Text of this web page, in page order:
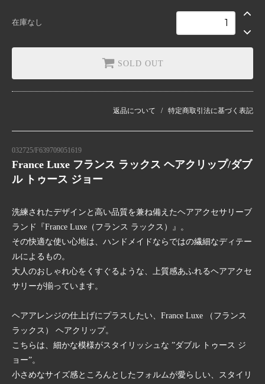
在庫なし
SOLD OUT
返品について 特定商取引法に基づく表記
032725/F639709051619
France Luxe フランス ラックス ヘアクリップ/ダブ
ル トゥース ジョー
洗練されたデザインと高い品質を兼ね備えたヘアアクセサリーブ
ランド『France Luxe（フランス ラックス）』。
その快適な使い心地は、ハンドメイドならではの繊細なディテー
ルによるもの。
大人のおしゃれ心をくすぐるような、上質感あふれるヘアアクセ
サリーが揃っています。
ヘアアレンジの仕上げにプラスしたい、France Luxe （フランス
ラックス） ヘアクリップ。
こちらは、細かな模様がスタイリッシュな ”ダブル トゥース ジ
ョー”。
小さめなサイズ感ところんとしたフォルムが愛らしい、スタイリ